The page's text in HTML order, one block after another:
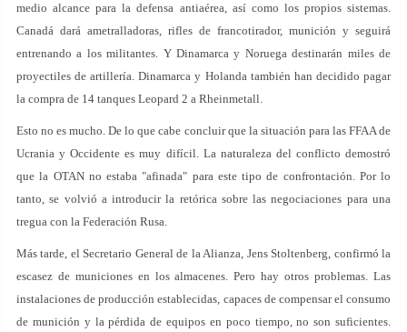
medio alcance para la defensa antiaérea, así como los propios sistemas.
Canadá dará ametralladoras, rifles de francotirador, munición y seguirá
entrenando a los militantes. Y Dinamarca y Noruega destinarán miles de
proyectiles de artillería. Dinamarca y Holanda también han decidido pagar
la compra de 14 tanques Leopard 2 a Rheinmetall.
Esto no es mucho. De lo que cabe concluir que la situación para las FFAA de
Ucrania y Occidente es muy difícil. La naturaleza del conflicto demostró
que la OTAN no estaba "afinada" para este tipo de confrontación. Por lo
tanto, se volvió a introducir la retórica sobre las negociaciones para una
tregua con la Federación Rusa.
Más tarde, el Secretario General de la Alianza, Jens Stoltenberg, confirmó la
escasez de municiones en los almacenes. Pero hay otros problemas. Las
instalaciones de producción establecidas, capaces de compensar el consumo
de munición y la pérdida de equipos en poco tiempo, no son suficientes.